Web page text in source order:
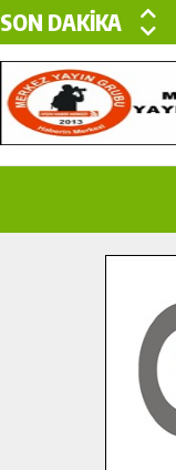
SON DAKİKA